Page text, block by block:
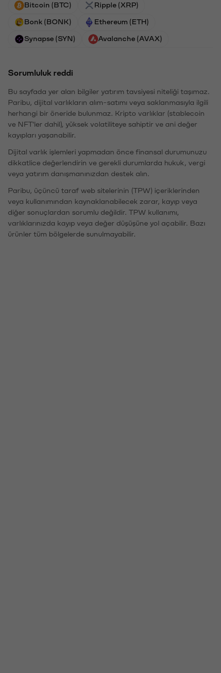
Bitcoin (BTC) Ripple (XRP)
Bonk (BONK) Ethereum (ETH)
Synapse (SYN) Avalanche (AVAX)
Sorumluluk reddi
Bu sayfada yer alan bilgiler yatırım tavsiyesi niteliği taşımaz.
Paribu, dijital varlıkların alım-satımı veya saklanmasıyla ilgili
herhangi bir öneride bulunmaz. Kripto varlıklar (stablecoin
ve NFT'ler dahil), yüksek volatiliteye sahiptir ve ani değer
kayıpları yaşanabilir.
Dijital varlık işlemleri yapmadan önce finansal durumunuzu
dikkatlice değerlendirin ve gerekli durumlarda hukuk, vergi
veya yatırım danışmanınızdan destek alın.
Paribu, üçüncü taraf web sitelerinin (TPW) içeriklerinden
veya kullanımından kaynaklanabilecek zarar, kayıp veya
diğer sonuçlardan sorumlu değildir. TPW kullanımı,
varlıklarınızda kayıp veya değer düşüşüne yol açabilir. Bazı
ürünler tüm bölgelerde sunulmayabilir.